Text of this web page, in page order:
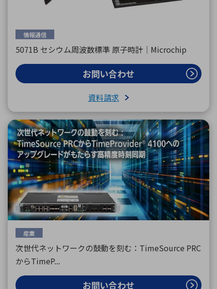
情報通信
5071B セシウム周波数標準 原子時計｜Microchip
お問い合わせ
資料請求
産業
次世代ネットワークの鼓動を刻む：TimeSource PRC
からTimeP...
お問い合わせ